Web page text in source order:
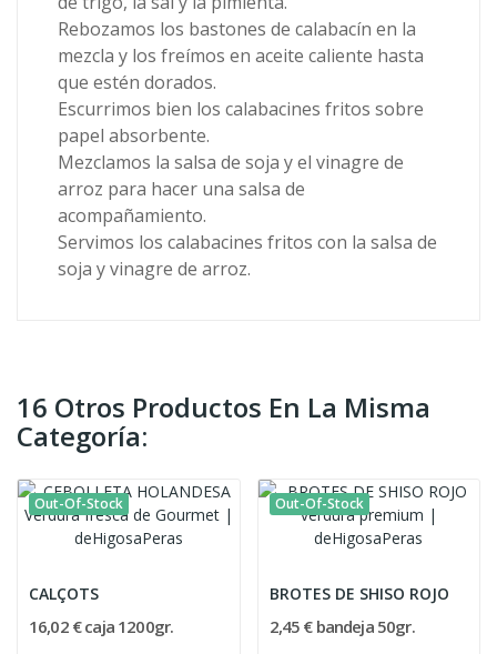
Rebozamos los bastones de calabacín en la
mezcla y los freímos en aceite caliente hasta
que estén dorados.
Escurrimos bien los calabacines fritos sobre
papel absorbente.
Mezclamos la salsa de soja y el vinagre de
arroz para hacer una salsa de
acompañamiento.
Servimos los calabacines fritos con la salsa de
soja y vinagre de arroz.
16 Otros Productos En La Misma
Categoría:
Out-Of-Stock
CALÇOTS
16,02 € caja 1200gr.
Out-Of-Stock
BROTES DE SHISO ROJO
2,45 € bandeja 50gr.